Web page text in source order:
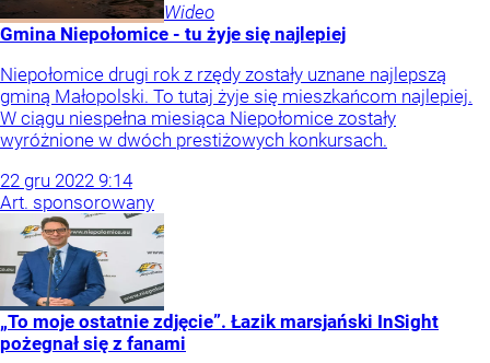
Wideo
Gmina Niepołomice - tu żyje się najlepiej
Niepołomice drugi rok z rzędy zostały uznane najlepszą
gminą Małopolski. To tutaj żyje się mieszkańcom najlepiej.
W ciągu niespełna miesiąca Niepołomice zostały
wyróżnione w dwóch prestiżowych konkursach.
22 gru 2022 9:14
Art. sponsorowany
„To moje ostatnie zdjęcie”. Łazik marsjański InSight
pożegnał się z fanami